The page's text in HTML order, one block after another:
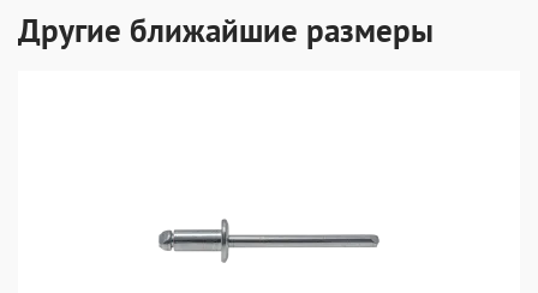
Другие ближайшие размеры